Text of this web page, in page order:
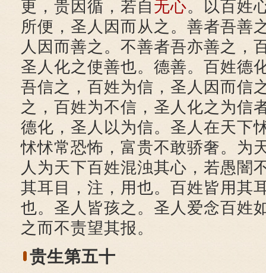
更，贵因循，若自 无心。以百姓
所便，圣人因而从之。善者吾善
人因而善之。不善者吾亦善之，
圣人化之使善也。德善。百姓德
吾信之，百姓为信，圣人因而信
之，百姓为不信，圣人化之为信
德化，圣人以为信。圣人在天下
怵怵常恐怖，富贵不敢骄奢。为
人为天下百姓混浊其心，若愚闇
其耳目，注，用也。百姓皆用其
也。圣人皆孩之。圣人爱念百姓
之而不责望其报。
贵生第五十